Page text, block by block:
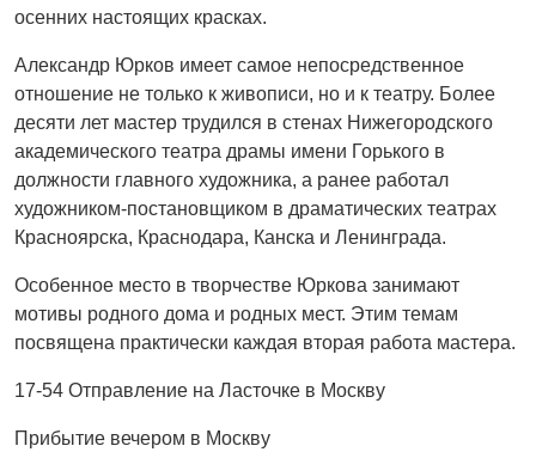
осенних настоящих красках.
Александр Юрков имеет самое непосредственное
отношение не только к живописи, но и к театру. Более
десяти лет мастер трудился в стенах Нижегородского
академического театра драмы имени Горького в
должности главного художника, а ранее работал
художником-постановщиком в драматических театрах
Красноярска, Краснодара, Канска и Ленинграда.
Особенное место в творчестве Юркова занимают
мотивы родного дома и родных мест. Этим темам
посвящена практически каждая вторая работа мастера.
17-54 Отправление на Ласточке в Москву
Прибытие вечером в Москву